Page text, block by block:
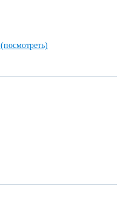
(посмотреть)